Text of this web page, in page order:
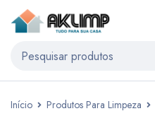
Início Produtos Para Limpeza